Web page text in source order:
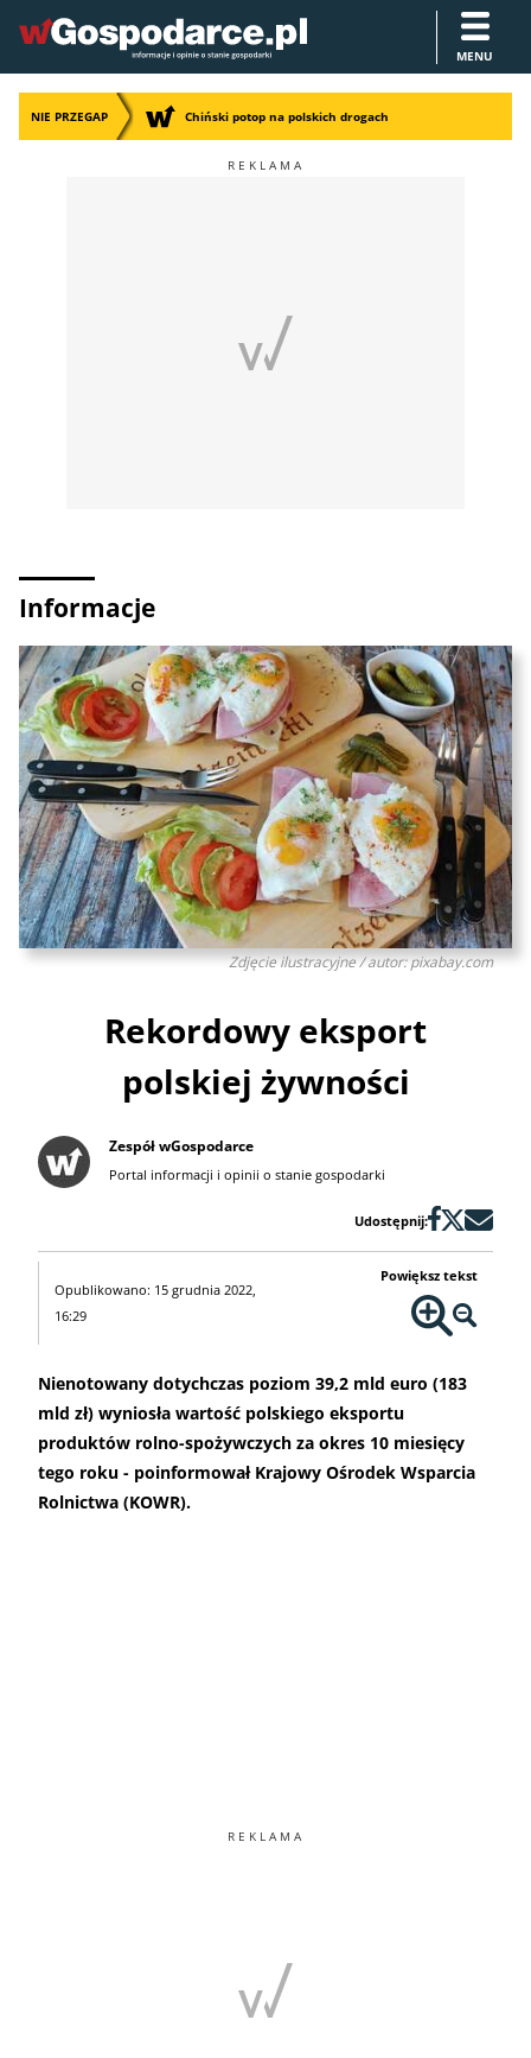
MENU
NIE PRZEGAP Chiński potop na polskich drogach
Informacje
Zdjęcie ilustracyjne / autor: pixabay.com
Rekordowy eksport
polskiej żywności
Zespół wGospodarce
Portal informacji i opinii o stanie gospodarki
Udostępnij:
Opublikowano: 15 grudnia 2022,
16:29
Powiększ tekst
Nienotowany dotychczas poziom 39,2 mld euro (183
mld zł) wyniosła wartość polskiego eksportu
produktów rolno-spożywczych za okres 10 miesięcy
tego roku - poinformował Krajowy Ośrodek Wsparcia
Rolnictwa (KOWR).
REKLAMA